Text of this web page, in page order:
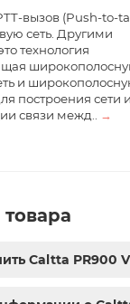
вызов (Push-to-
сеть. Другими
технология
и
построения сети и
связи межд..
→
Caltta PR900